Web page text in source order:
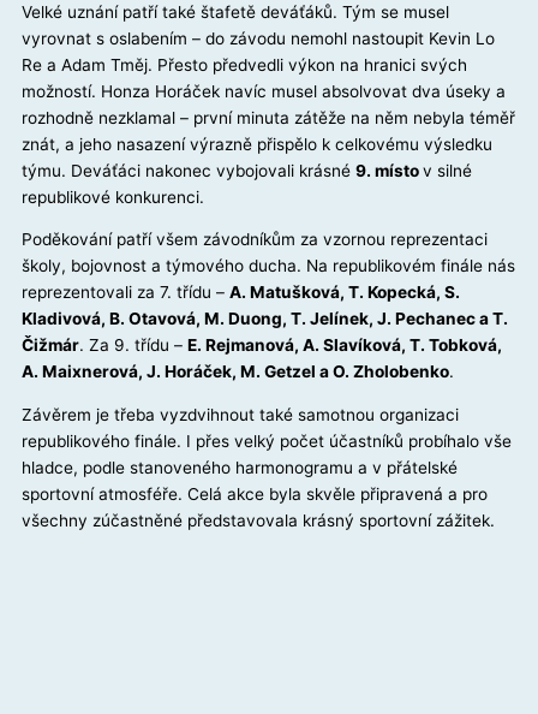
Velké uznání patří také štafetě deváťáků. Tým se musel
vyrovnat s oslabením – do závodu nemohl nastoupit Kevin Lo
Re a Adam Tměj. Přesto předvedli výkon na hranici svých
možností. Honza Horáček navíc musel absolvovat dva úseky a
rozhodně nezklamal – první minuta zátěže na něm nebyla téměř
znát, a jeho nasazení výrazně přispělo k celkovému výsledku
týmu. Deváťáci nakonec vybojovali krásné 9. místov silné
republikové konkurenci.
Poděkování patří všem závodníkům za vzornou reprezentaci
školy, bojovnost a týmového ducha. Na republikovém finále nás
reprezentovali za 7. třídu – A. Matušková, T. Kopecká, S.
Kladivová, B. Otavová, M. Duong, T. Jelínek, J. Pechanec a T.
Čižmár. Za 9. třídu – E. Rejmanová, A. Slavíková, T. Tobková,
A. Maixnerová, J. Horáček, M. Getzel a O. Zholobenko.
Závěrem je třeba vyzdvihnout také samotnou organizaci
republikového finále. I přes velký počet účastníků probíhalo vše
hladce, podle stanoveného harmonogramu a v přátelské
sportovní atmosféře. Celá akce byla skvěle připravená a pro
všechny zúčastněné představovala krásný sportovní zážitek.